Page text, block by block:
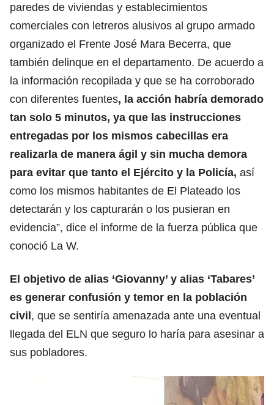
paredes de viviendas y establecimientos
comerciales con letreros alusivos al grupo armado
organizado el Frente José Mara Becerra, que
también delinque en el departamento. De acuerdo a
la información recopilada y que se ha corroborado
con diferentes fuentes, la acción habría demorado
tan solo 5 minutos, ya que las instrucciones
entregadas por los mismos cabecillas era
realizarla de manera ágil y sin mucha demora
para evitar que tanto el Ejército y la Policía, así
como los mismos habitantes de El Plateado los
detectarán y los capturarán o los pusieran en
evidencia”, dice el informe de la fuerza pública que
conoció La W.
El objetivo de alias ‘Giovanny’ y alias ‘Tabares’
es generar confusión y temor en la población
civil, que se sentiría amenazada ante una eventual
llegada del ELN que seguro lo haría para asesinar a
sus pobladores.